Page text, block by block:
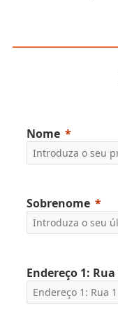
Nome
Sobrenome
Endereço 1: Rua